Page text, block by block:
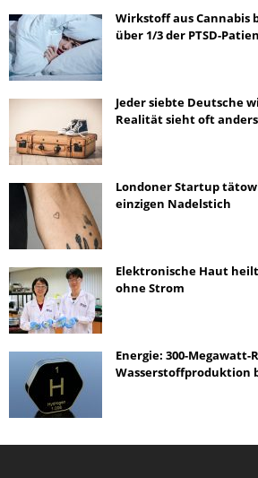
Wirkstoff aus Cannabis
über 1/3 der PTSD-
Jeder siebte Deutsche
Realität sieht oft
Londoner Startup
einzigen Nadelstich
Elektronische Haut
ohne Strom
Energie: 300-
Wasserstoffproduktion